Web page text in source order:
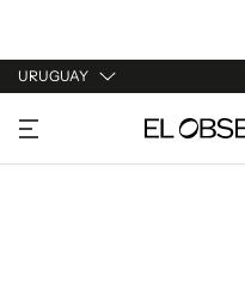
URUGUAY
URUGUAY
ARGENTINA